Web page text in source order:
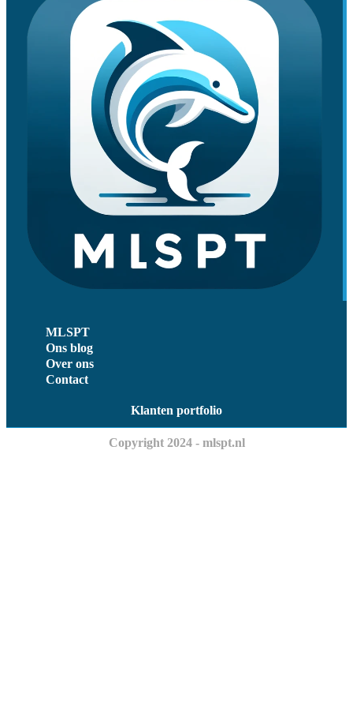
MLSPT
Ons blog
Over ons
Contact
Klanten portfolio
Copyright 2024 - mlspt.nl